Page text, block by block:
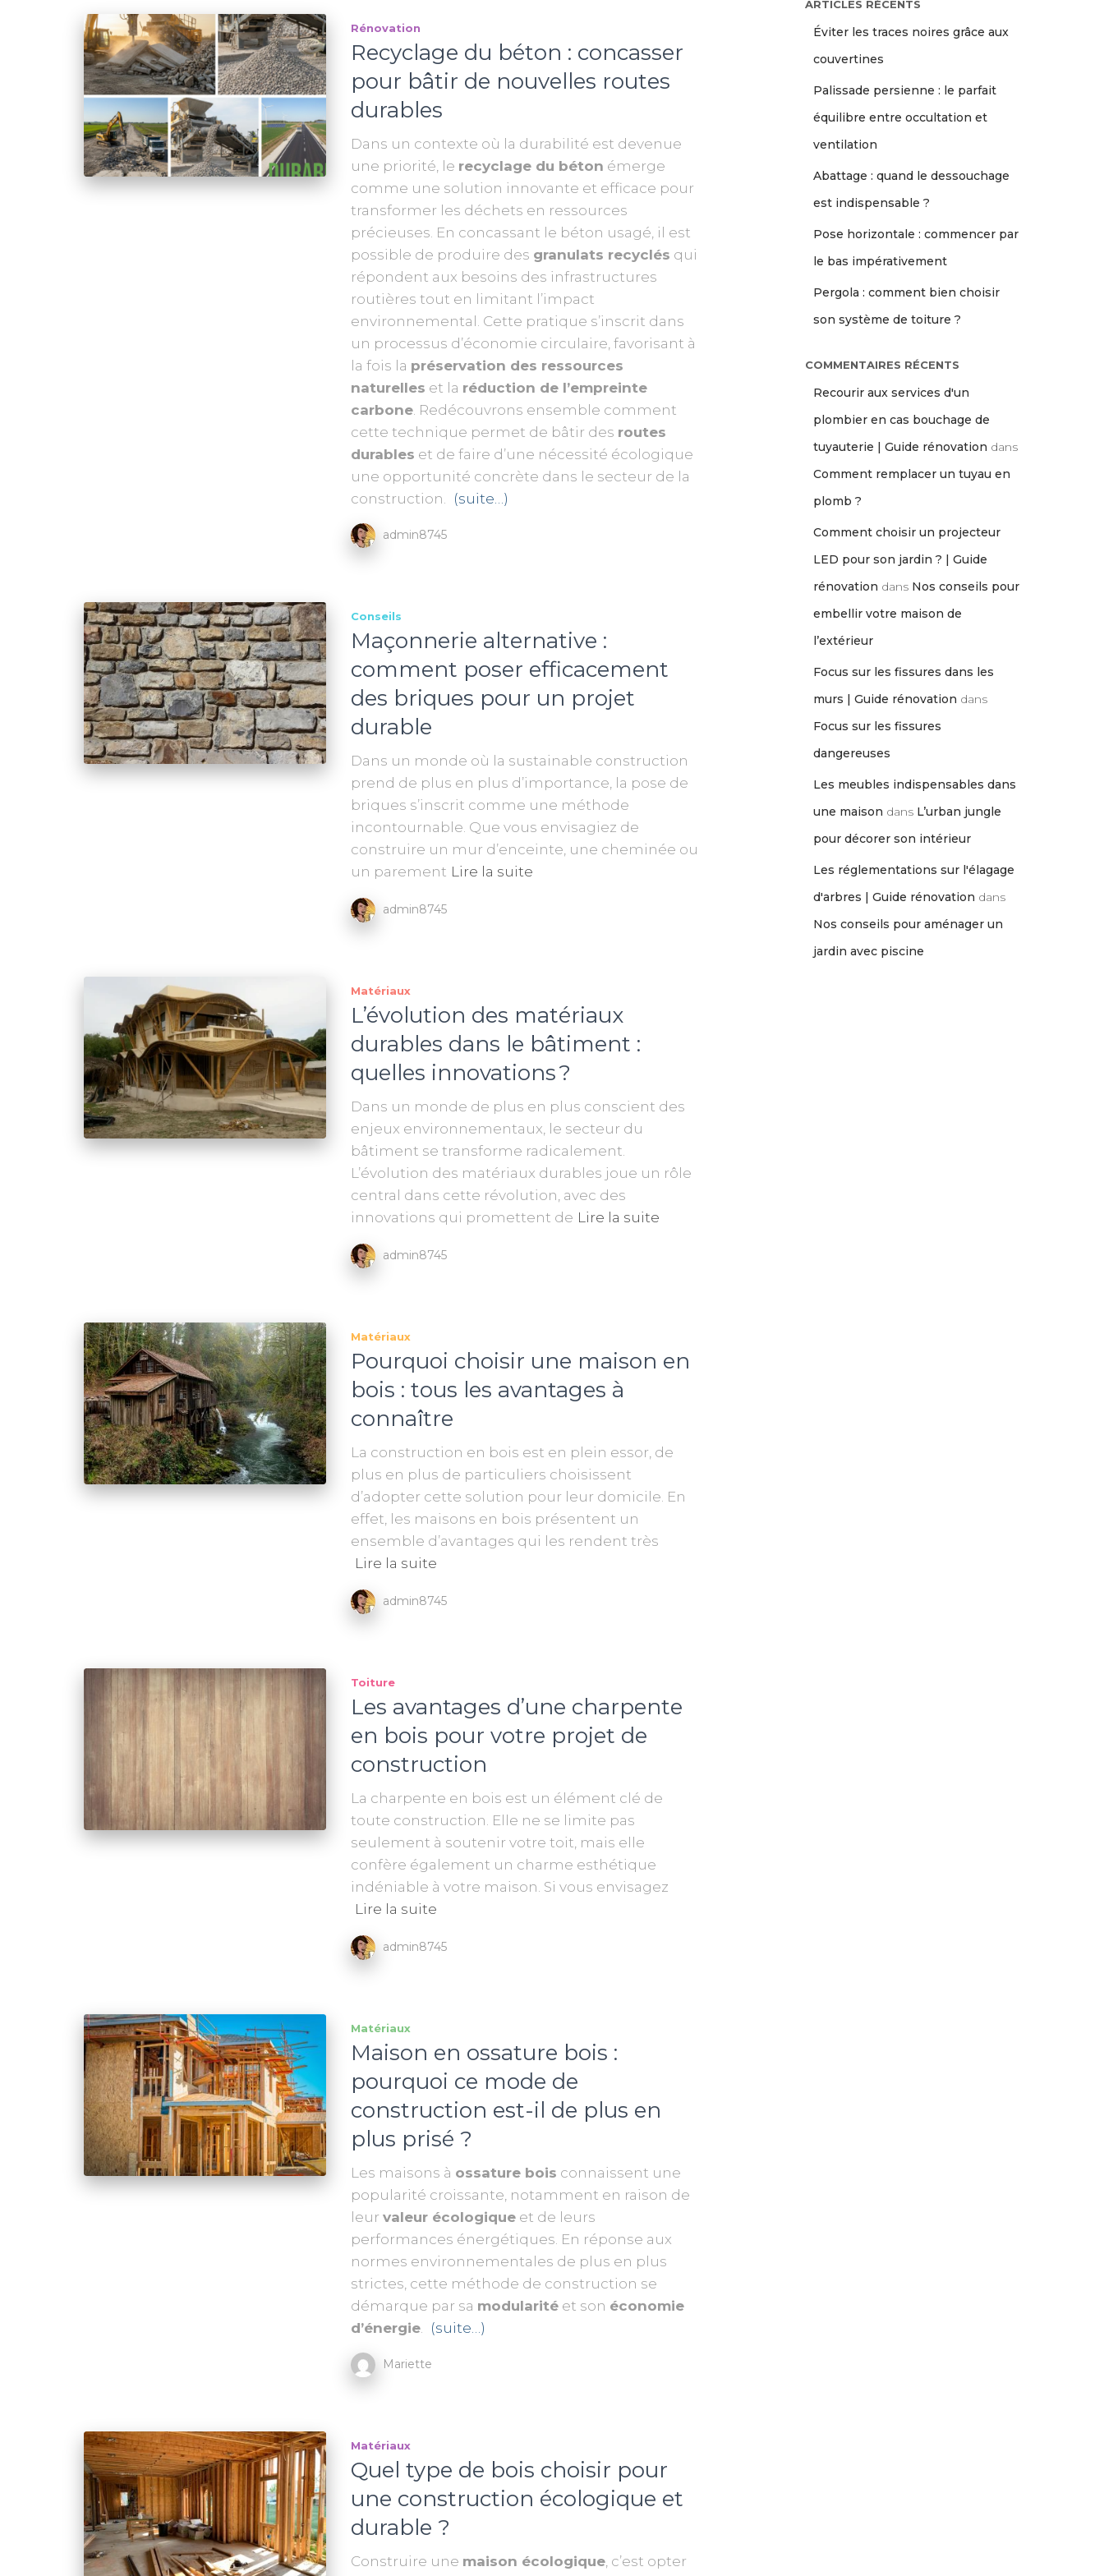
Rénovation
Recyclage du béton : concasser
pour bâtir de nouvelles routes
durables
Dans un contexte où la durabilité est devenue
une priorité, le recyclage du béton émerge
comme une solution innovante et efficace pour
transformer les déchets en ressources
précieuses. En concassant le béton usagé, il est
possible de produire des granulats recyclés qui
répondent aux besoins des infrastructures
routières tout en limitant l’impact
environnemental. Cette pratique s’inscrit dans
un processus d’économie circulaire, favorisant à
la fois la préservation des ressources
naturelles et la réduction de l’empreinte
carbone. Redécouvrons ensemble comment
cette technique permet de bâtir des routes
durables et de faire d’une nécessité écologique
une opportunité concrète dans le secteur de la
construction. (suite…)
admin8745
Conseils
Maçonnerie alternative :
comment poser efficacement
des briques pour un projet
durable
Dans un monde où la sustainable construction
prend de plus en plus d’importance, la pose de
briques s’inscrit comme une méthode
incontournable. Que vous envisagiez de
construire un mur d’enceinte, une cheminée ou
un parement Lire la suite
admin8745
Matériaux
L’évolution des matériaux
durables dans le bâtiment :
quelles innovations ?
Dans un monde de plus en plus conscient des
enjeux environnementaux, le secteur du
bâtiment se transforme radicalement.
L’évolution des matériaux durables joue un rôle
central dans cette révolution, avec des
innovations qui promettent de Lire la suite
admin8745
Matériaux
Pourquoi choisir une maison en
bois : tous les avantages à
connaître
La construction en bois est en plein essor, de
plus en plus de particuliers choisissent
d’adopter cette solution pour leur domicile. En
effet, les maisons en bois présentent un
ensemble d’avantages qui les rendent très
Lire la suite
admin8745
Toiture
Les avantages d’une charpente
en bois pour votre projet de
construction
La charpente en bois est un élément clé de
toute construction. Elle ne se limite pas
seulement à soutenir votre toit, mais elle
confère également un charme esthétique
indéniable à votre maison. Si vous envisagez
Lire la suite
admin8745
Matériaux
Maison en ossature bois :
pourquoi ce mode de
construction est-il de plus en
plus prisé ?
Les maisons à ossature bois connaissent une
popularité croissante, notamment en raison de
leur valeur écologique et de leurs
performances énergétiques. En réponse aux
normes environnementales de plus en plus
strictes, cette méthode de construction se
démarque par sa modularité et son économie
d’énergie. (suite…)
Mariette
Matériaux
Quel type de bois choisir pour
une construction écologique et
durable ?
Construire une maison écologique, c’est opter
ARTICLES RÉCENTS
Éviter les traces noires grâce aux
couvertines
Palissade persienne : le parfait
équilibre entre occultation et
ventilation
Abattage : quand le dessouchage
est indispensable ?
Pose horizontale : commencer par
le bas impérativement
Pergola : comment bien choisir
son système de toiture ?
COMMENTAIRES RÉCENTS
Recourir aux services d'un
plombier en cas bouchage de
tuyauterie | Guide rénovation dans
Comment remplacer un tuyau en
plomb ?
Comment choisir un projecteur
LED pour son jardin ? | Guide
rénovation dans Nos conseils pour
embellir votre maison de
l’extérieur
Focus sur les fissures dans les
murs | Guide rénovation dans
Focus sur les fissures
dangereuses
Les meubles indispensables dans
une maison dans L’urban jungle
pour décorer son intérieur
Les réglementations sur l'élagage
d'arbres | Guide rénovation dans
Nos conseils pour aménager un
jardin avec piscine